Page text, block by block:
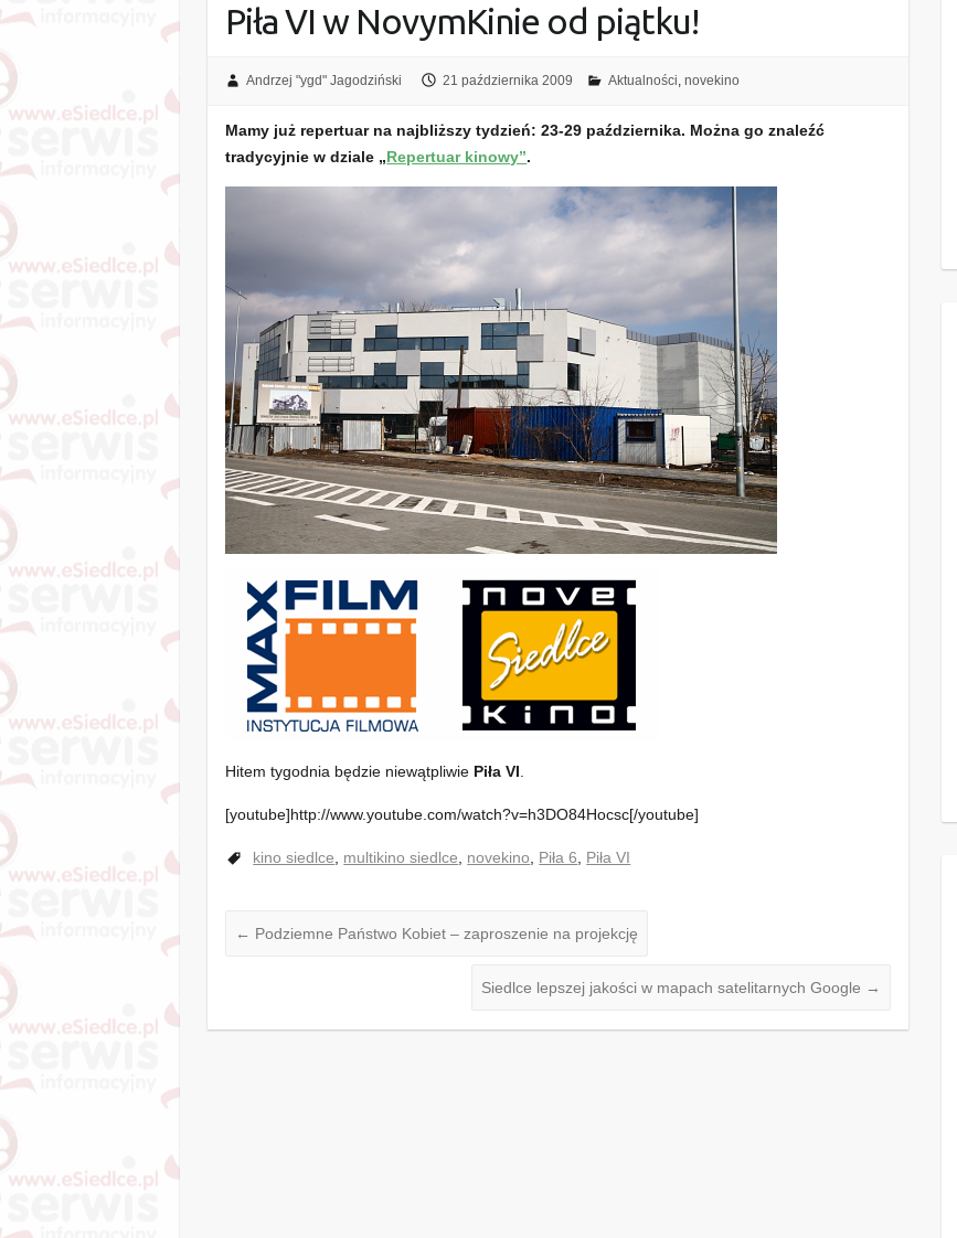
Piła VI w NovymKinie od piątku!
Andrzej "ygd" Jagodziński 21 października 2009 Aktualności, novekino
Mamy już repertuar na najbliższy tydzień: 23-29 października. Można go znaleźć
tradycyjnie w dziale „Repertuar kinowy”.
Hitem tygodnia będzie niewątpliwie Piła VI
[youtube]http://www.youtube.com/watch?v=h3DO84Hocsc[/youtube]
kino siedlce multikino siedlce novekino Piła 6 Piła VI
← Podziemne Państwo Kobiet – zaproszenie na projekcję
Siedlce lepszej jakości w mapach satelitarnych Google →